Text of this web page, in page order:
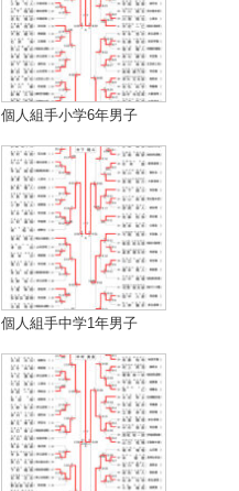
個人組手小学6年男子
個人組手中学1年男子